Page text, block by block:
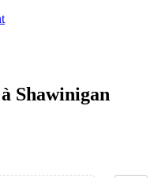
Shawinigan